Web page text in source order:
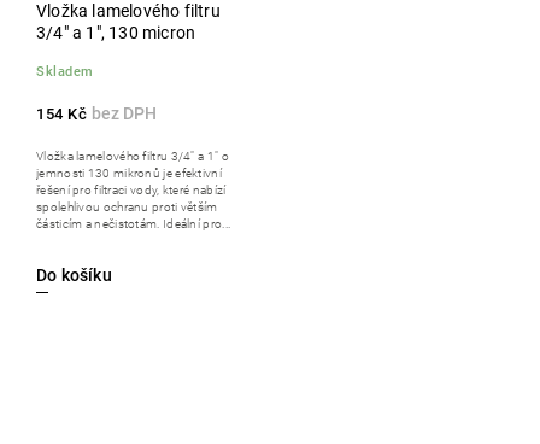
Vložka lamelového filtru
3/4" a 1", 130 micron
Skladem
154 Kč
Do košíku
Vložka lamelového filtru 3/4" a 1" o
jemnosti 130 mikronů je efektivní
řešení pro filtraci vody, které nabízí
spolehlivou ochranu proti větším
částicím a nečistotám. Ideální pro...